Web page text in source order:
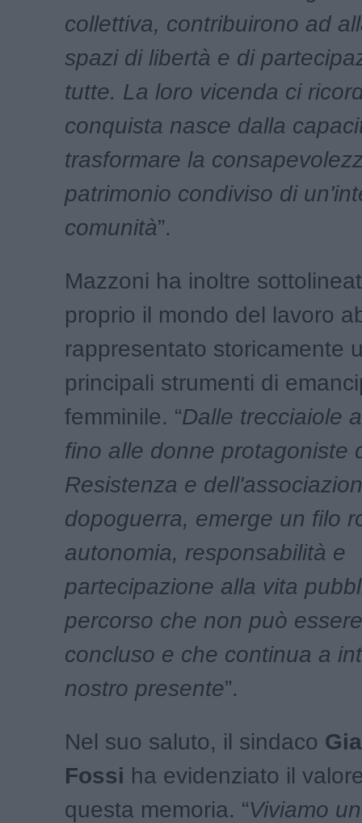
collettiva, contribuirono ad
spazi di libertà e di
tutte. La loro vicenda ci
conquista nasce dalla
trasformare la
patrimonio condiviso di
comunità”.
Mazzoni ha inoltre
proprio il mondo del lavoro
rappresentato storicamente
principali strumenti di
femminile. “Dalle trecciaiole
fino alle donne protagoniste
Resistenza e
dopoguerra, emerge un filo
autonomia, responsabilità e
partecipazione alla vita
percorso che non può
concluso e che continua a
nostro presente”.
Nel suo saluto, il sindaco
Fossi ha evidenziato il
questa memoria. “Viviamo